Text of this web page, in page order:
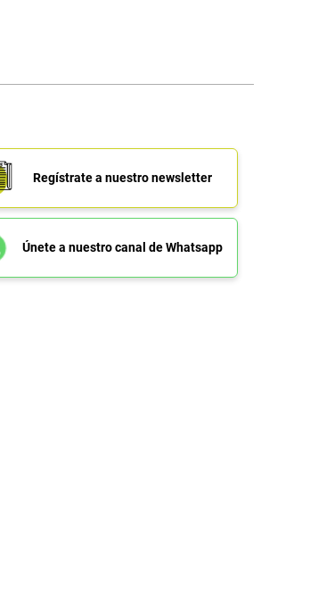
Regístrate a nuestro newsletter
Únete a nuestro canal de Whatsapp